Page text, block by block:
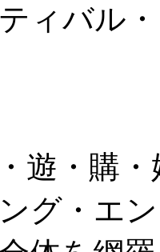
ティバル
遊・購
グ・エ